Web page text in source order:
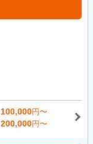
100,000円〜
200,000円〜